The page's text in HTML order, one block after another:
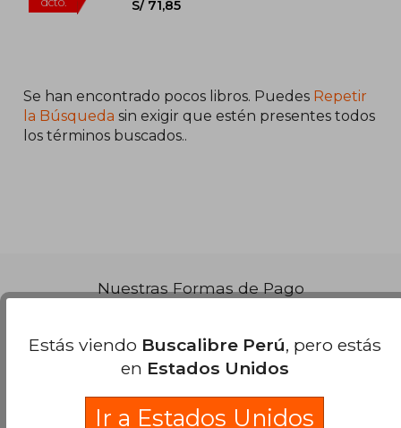
40%
dcto.
S/ 119,75
S/ 71,85
Se han encontrado pocos libros. Puedes Repetir
la Búsqueda sin exigir que estén presentes todos
los términos buscados..
Nuestras Formas de Pago
Estás viendo Buscalibre Perú, pero estás
en Estados Unidos
Ir a Estados Unidos